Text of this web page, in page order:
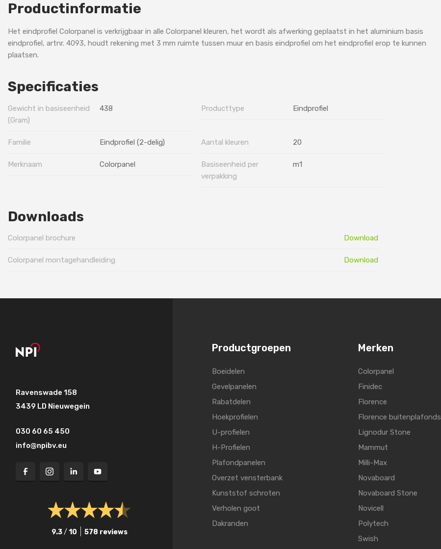
Productinformatie
Het eindprofiel Colorpanel is verkrijgbaar in alle Colorpanel kleuren, het wordt als afwerking geplaatst in het aluminium basis
eindprofiel, artnr. 4093, houdt rekening met 3 mm ruimte tussen muur en basis eindprofiel om het eindprofiel erop te kunnen
plaatsen.
Specificaties
Gewicht in basiseenheid
(Gram)
438 Producttype Eindprofiel
Familie Eindprofiel (2-delig) Aantal kleuren 20
Merknaam Colorpanel
Basiseenheid per
verpakking
m1
Downloads
Colorpanel brochure Download
Colorpanel montagehandleiding Download
Ravenswade 158
3439 LD Nieuwegein
030 60 65 450
info@npibv.eu
9.3 / 10 578 reviews
Productgroepen
Boeidelen
Gevelpanelen
Rabatdelen
Hoekprofielen
U-profielen
H-Profielen
Plafondpanelen
Overzet vensterbank
Kunststof schroten
Verholen goot
Dakranden
Merken
Colorpanel
Finidec
Florence
Florence buitenplafonds
Lignodur Stone
Mammut
Milli-Max
Novaboard
Novaboard Stone
Novicell
Polytech
Swish